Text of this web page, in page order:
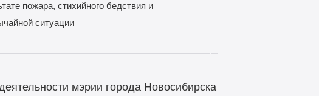
пожара, стихийного бедствия и
ситуации
мэрии города Новосибирска